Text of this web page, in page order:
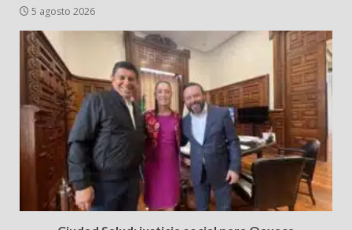
5 agosto 2026